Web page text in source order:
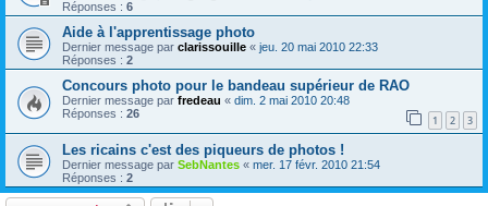
Réponses : 6
Aide à l'apprentissage photo
Dernier message par clarissouille « jeu. 20 mai 2010 22:33
Réponses : 2
Concours photo pour le bandeau supérieur de RAO
Dernier message par fredeau « dim. 2 mai 2010 20:48
Réponses : 26 1 2 3
Les ricains c'est des piqueurs de photos !
Dernier message par SebNantes « mer. 17 févr. 2010 21:54
Réponses : 2